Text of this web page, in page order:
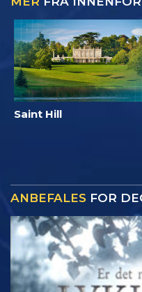
Saint Hill
ANBEFALES FOR